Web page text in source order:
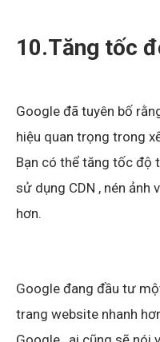
10.Tăng tốc
Google đã tuyên bố
hiệu quan trọng trong
Bạn có thể tăng tốc độ
sử dụng CDN , nén ảnh
hơn.
Google đang đầu tư
trang website nhanh